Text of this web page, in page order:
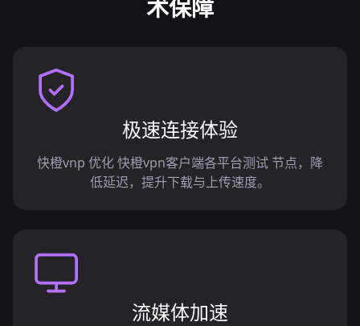
术保障
极速连接体验
快橙vnp 优化 快橙vpn客户端各平台测试 节点，降
低延迟，提升下载与上传速度。
流媒体加速